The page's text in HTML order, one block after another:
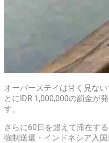
オーバーステイは甘く見な
とにIDR 1,000,000の罰金が
す。
さらに60日を超えて滞在す
強制送還・インドネシア入国